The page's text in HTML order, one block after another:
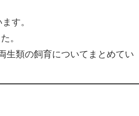
す。
。
生類の飼育についてまとめてい